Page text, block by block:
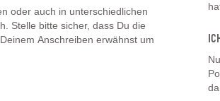
oder auch in unterschiedlichen
Stelle bitte sicher, dass Du die
Anschreiben erwähnst um